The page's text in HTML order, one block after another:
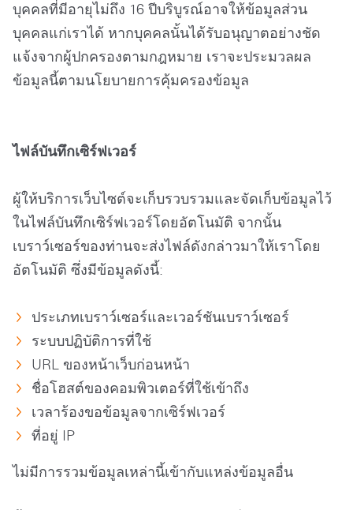
บุคคลที่มีอายุไม่ถึง 16 ปีบริบูรณ์อาจให้ข้อมูลส่วน
บุคคลแก่เราได้ หากบุคคลนั้นได้รับอนุญาตอย่างชัด
แจ้งจากผู้ปกครองตามกฎหมาย เราจะประมวลผล
ข้อมูลนี้ตามนโยบายการคุ้มครองข้อมูล
ไฟล์บันทึกเซิร์ฟเวอร์
ผู้ให้บริการเว็บไซต์จะเก็บรวบรวมและจัดเก็บข้อมูลไว้
ในไฟล์บันทึกเซิร์ฟเวอร์โดยอัตโนมัติ จากนั้น
เบราว์เซอร์ของท่านจะส่งไฟล์ดังกล่าวมาให้เราโดย
อัตโนมัติ ซึ่งมีข้อมูลดังนี้:
ประเภทเบราว์เซอร์และเวอร์ชันเบราว์เซอร์
ระบบปฏิบัติการที่ใช้
URL ของหน้าเว็บก่อนหน้า
ชื่อโฮสต์ของคอมพิวเตอร์ที่ใช้เข้าถึง
เวลาร้องขอข้อมูลจากเซิร์ฟเวอร์
ที่อยู่ IP
ไม่มีการรวมข้อมูลเหล่านี้เข้ากับแหล่งข้อมูลอื่น